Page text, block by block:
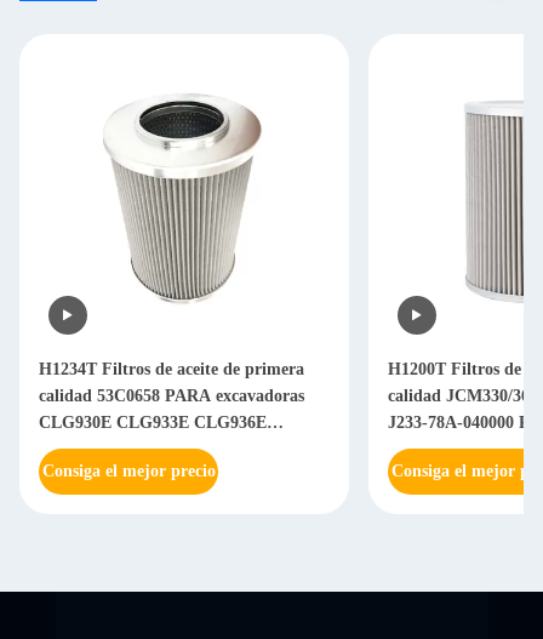
H1234T Filtros de aceite de primera
calidad 53C0658 PARA excavadoras
CLG930E CLG933E CLG936E
CLG939E
Consiga el mejor precio
H1200T Filtros de
calidad JCM330/
J233-78A-040000
Consiga el mejor